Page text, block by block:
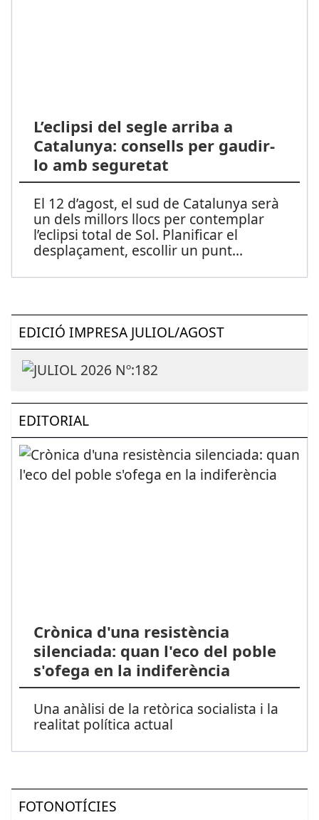
L’eclipsi del segle arriba a
Catalunya: consells per gaudir-
lo amb seguretat
El 12 d’agost, el sud de Catalunya serà
un dels millors llocs per contemplar
l’eclipsi total de Sol. Planificar el
desplaçament, escollir un punt...
EDICIÓ IMPRESA JULIOL/AGOST
EDITORIAL
Crònica d'una resistència
silenciada: quan l'eco del poble
s'ofega en la indiferència
Una anàlisi de la retòrica socialista i la
realitat política actual
FOTONOTÍCIES